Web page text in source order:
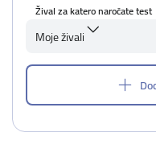
Žival za katero naročate test
Moje živali